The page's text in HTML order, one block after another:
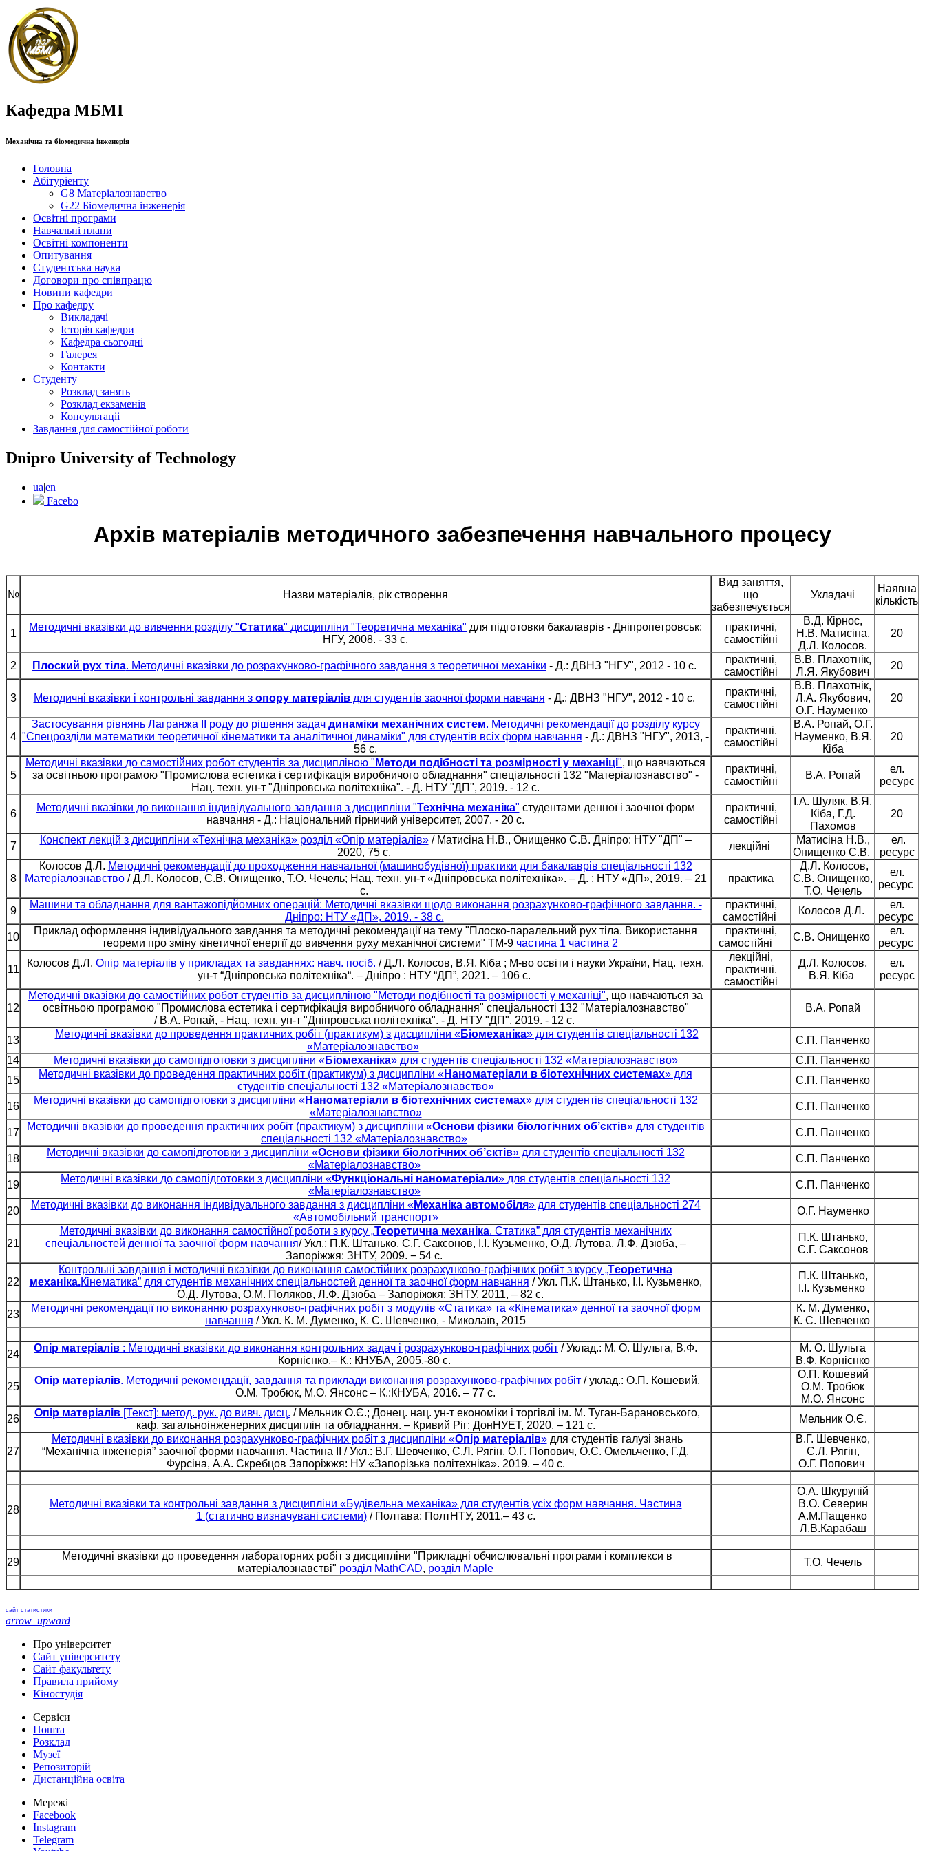
Кафедра МБМІ
Механічна та біомедична інженерія
Головна
Абітуріенту
G8 Матеріалознавство
G22 Біомедична інженерія
Освітні програми
Навчальні плани
Освітні компоненти
Опитування
Студентська наука
Договори про співпрацю
Новини кафедри
Про кафедру
Викладачі
Історія кафедри
Кафедра сьогодні
Галерея
Контакти
Студенту
Розклад занять
Розклад екзаменів
Консультаціі
Завдання для самостійної роботи
Dnipro University of Technology
ua|en
Facebo
Архів матеріалів методичного забезпечення навчального процесу
№ Назви матеріалів, рік створення
Вид заняття,
що
забезпечується
Укладачі
Наявна
кількість
1
Методичні вказівки до вивчення розділу "Статика" дисципліни "Теоретична механіка" для підготовки бакалаврів - Дніпропетровськ:
НГУ, 2008. - 33 с.
практичні,
самостійні
В.Д. Кірнос,
Н.В. Матисіна,
Д.Л. Колосов.
20
2 Плоский рух тіла. Методичні вказівки до розрахунково-графічного завдання з теоретичної механіки - Д.: ДВНЗ "НГУ", 2012 - 10 с.
практичні,
самостійні
В.В. Плахотнік,
Л.Я. Якубович
20
3 Методичні вказівки і контрольні завдання з опору матеріалівдля студентів заочної форми навчаня - Д.: ДВНЗ "НГУ", 2012 - 10 с.
практичні,
самостійні
В.В. Плахотнік,
Л.А. Якубович,
О.Г. Науменко
20
4
Застосування рівнянь Лагранжа ІІ роду до рішення задач динаміки механічних систем. Методичні рекомендації до розділу курсу
"Спецрозділи математики теоретичної кінематики та аналітичної динаміки" для студентів всіх форм навчання - Д.: ДВНЗ "НГУ", 2013, -
56 с.
практичні,
самостійні
В.А. Ропай, О.Г.
Науменко, В.Я.
Кіба
20
5
Методичні вказівки до самостійних робот студентів за дисципліною " Методи подібності та розмірності у механіці", що навчаються
за освітньою програмою "Промислова естетика і сертифікація виробничого обладнання" спеціальності 132 "Матеріалознавство" -
Нац. техн. ун-т "Дніпровська політехніка". - Д. НТУ "ДП", 2019. - 12 с.
практичні,
самостійні
В.А. Ропай
ел.
ресурс
6
Методичні вказівки до виконання індивідуального завдання з дисципліни "Технічна механіка" студентами денної і заочної форм
навчання - Д.: Національний гірничий університет, 2007. - 20 с.
практичні,
самостійні
І.А. Шуляк, В.Я.
Кіба, Г.Д.
Пахомов
20
7
Конспект лекцій з дисципліни «Технічна механіка» розділ «Опір матеріалів»/ Матисіна Н.В., Онищенко С.В. Дніпро: НТУ "ДП" –
2020, 75 с.
лекційні
Матисіна Н.В.,
Онищенко С.В.
ел.
ресурс
8
Колосов Д.Л. Методичні рекомендації до проходження навчальної (машинобудівної) практики для бакалаврів спеціальності 132
Матеріалознавство/ Д.Л. Колосов, С.В. Онищенко, Т.О. Чечель; Нац. техн. ун-т «Дніпровська політехніка». – Д. : НТУ «ДП», 2019. – 21
с.
практика
Д.Л. Колосов,
С.В. Онищенко,
Т.О. Чечель
ел.
ресурс
9
Машини та обладнання для вантажопідйомних операцій: Методичні вказівки щодо виконання розрахунково-графічного завдання. -
Дніпро: НТУ «ДП», 2019. - 38 с.
практичні,
самостійні
Колосов Д.Л.
ел.
ресурс
10
Приклад оформлення індивідуального завдання та методичні рекомендації на тему "Плоско-паралельний рух тіла. Використання
теореми про зміну кінетичної енергії до вивчення руху механічної системи" ТМ-9 частина 1 частина 2
практичні,
самостійні
С.В. Онищенко
ел.
ресурс
11
Колосов Д.Л. Опір матеріалів у прикладах та завданнях: навч. посіб. / Д.Л. Колосов, В.Я. Кіба ; М-во освіти і науки України, Нац. техн.
ун-т “Дніпровська політехніка“. – Дніпро : НТУ “ДП”, 2021. – 106 с.
лекційні,
практичні,
самостійні
Д.Л. Колосов,
В.Я. Кіба
ел.
ресурс
12
Методичні вказівки до самостійних робот студентів за дисципліною "Методи подібності та розмірності у механіці", що навчаються за
освітньою програмою "Промислова естетика і сертифікація виробничого обладнання" спеціальності 132 "Матеріалознавство"
/ В.А. Ропай, - Нац. техн. ун-т "Дніпровська політехніка". - Д. НТУ "ДП", 2019. - 12 с.
В.А. Ропай
13
Методичні вказівки до проведення практичних робіт (практикум) з дисципліни «Біомеханіка» для студентів спеціальності 132
«Матеріалознавство»
С.П. Панченко
14
Методичні вказівки до самопідготовки з дисципліни «Біомеханіка» для студентів спеціальності 132 «Матеріалознавство»
С.П. Панченко
15
Методичні вказівки до проведення практичних робіт (практикум) з дисципліни «Наноматеріали в біотехнічних системах» для
студентів спеціальності 132 «Матеріалознавство»
С.П. Панченко
16
Методичні вказівки до самопідготовки з дисципліни «Наноматеріали в біотехнічних системах» для студентів спеціальності 132
«Матеріалознавство»
С.П. Панченко
17
Методичні вказівки до проведення практичних робіт (практикум) з дисципліни «Основи фізики біологічних об’єктів» для студентів
спеціальності 132 «Матеріалознавство»
С.П. Панченко
18
Методичні вказівки до самопідготовки з дисципліни «Основи фізики біологічних об’єктів» для студентів спеціальності 132
«Матеріалознавство»
С.П. Панченко
19
Методичні вказівки до самопідготовки з дисципліни «Функціональні наноматеріали» для студентів спеціальності 132
«Матеріалознавство»
С.П. Панченко
20
Методичні вказівки до виконання індивідуального завдання з дисципліни «Механіка автомобіля» для студентів спеціальності 274
«Автомобільний транспорт»
О.Г. Науменко
21
Методичні вказівки до виконання самостійної робoти з курсу „Теоретична механіка. Статика” для студентів механічних
спеціальностей денної та заочної форм навчання/ Укл.: П.К. Штанько, С.Г. Саксонов, І.І. Кузьменко, О.Д. Лутова, Л.Ф. Дзюба, –
Запоріжжя: ЗНТУ, 2009. − 54 с.
П.К. Штанько,
С.Г. Саксонов
22
Контрольні завдання і методичні вказівки до виконання самостійних розрахунково-графічних робіт з курсу „Теоретична
механіка.Кінематика” для студентів механічних спеціальностей денної та заочної форм навчання / Укл. П.К. Штанько, І.І. Кузьменко,
О.Д. Лутова, О.М. Поляков, Л.Ф. Дзюба – Запоріжжя: ЗНТУ. 2011, – 82 с.
П.К. Штанько,
І.І. Кузьменко
23
Методичні рекомендації по виконанню розрахунково-графічних робіт з модулів «Статика» та «Кінематика» денної та заочної форм
навчання / Укл. К. М. Думенко, К. С. Шевченко, - Миколаїв, 2015
К. М. Думенко,
К. С. Шевченко
24
Опір матеріалів : Методичні вказівки до виконання контрольних задач і розрахунково-графічних робіт / Уклад.: М. О. Шульга, В.Ф.
Корнієнко.– К.: КНУБА, 2005.-80 с.
М. О. Шульга
В.Ф. Корнієнко
25
Опір матеріалів. Методичні рекомендації, завдання та приклади виконання розрахунково-графічних робіт/ уклад.: О.П. Кошевий,
О.М. Тробюк, М.О. Янсонс – К.:КНУБА, 2016. – 77 с.
О.П. Кошевий
О.М. Тробюк
М.О. Янсонс
26
Опір матеріалів[Текст]: метод. рук. до вивч. дисц. / Мельник О.Є.; Донец. нац. ун-т економіки і торгівлі ім. М. Туган-Барановського,
каф. загальноінженерних дисциплін та обладнання. – Кривий Ріг: ДонНУЕТ, 2020. – 121 с.
Мельник О.Є.
27
Методичні вказівки до виконання розрахунково-графічних робіт з дисципліни «Опір матеріалів»для студентів галузі знань
“Механічна інженерія” заочної форми навчання. Частина ІІ / Укл.: В.Г. Шевченко, С.Л. Рягін, О.Г. Попович, О.С. Омельченко, Г.Д.
Фурсіна, А.А. Скребцов Запоріжжя: НУ «Запорізька політехніка». 2019. – 40 с.
В.Г. Шевченко,
С.Л. Рягін,
О.Г. Попович
28
Методичні вказівки та контрольні завдання з дисципліни «Будівельна механіка» для студентів усіх форм навчання. Частина
1 (статично визначувані системи)/ Полтава: ПолтНТУ, 2011.– 43 с.
О.А. Шкурупій
В.О. Северин
А.М.Пащенко
Л.В.Карабаш
29
Методичні вказівки до проведення лабораторних робіт з дисципліни "Прикладні обчислювальні програми і комплекси в
матеріалознавстві" розділ MathCAD, розділ Maple
Т.О. Чечель
сайт статистики
arrow_upward
Про університет
Сайт університету
Сайт факультету
Правила прийому
Кіностудія
Сервіси
Пошта
Розклад
Музеї
Репозиторій
Дистанційна освіта
Мережі
Facebook
Instagram
Telegram